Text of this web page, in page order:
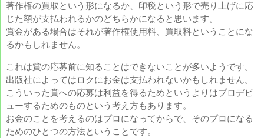
著作権の買取という形になるか、印税という形で売り上げに応
じた額が支払われるかのどちらかになると思います。
賞金がある場合はそれが著作権使用料、買取料ということにな
るかもしれません。
これは賞の応募前に知ることはできないことが多いようです。
出版社によってはロクにお金は支払われないかもしれません。
こういった賞への応募は利益を得るためというよりはプロデビ
ューするためのものという考え方もあります。
お金のことを考えるのはプロになってからで、そのプロになる
ためのひとつの方法ということです。